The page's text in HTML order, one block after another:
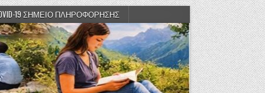
19 ΣΗΜΕΙΟ ΠΛΗΡΟΦΟΡΗΣΗΣ